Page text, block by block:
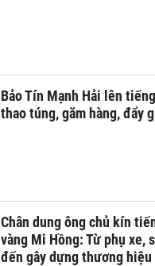
Bảo Tín Mạnh Hải lên
thao túng, găm hàng, đẩy
Chân dung ông chủ kín
vàng Mi Hồng: Từ phụ xe,
đến gây dựng thương